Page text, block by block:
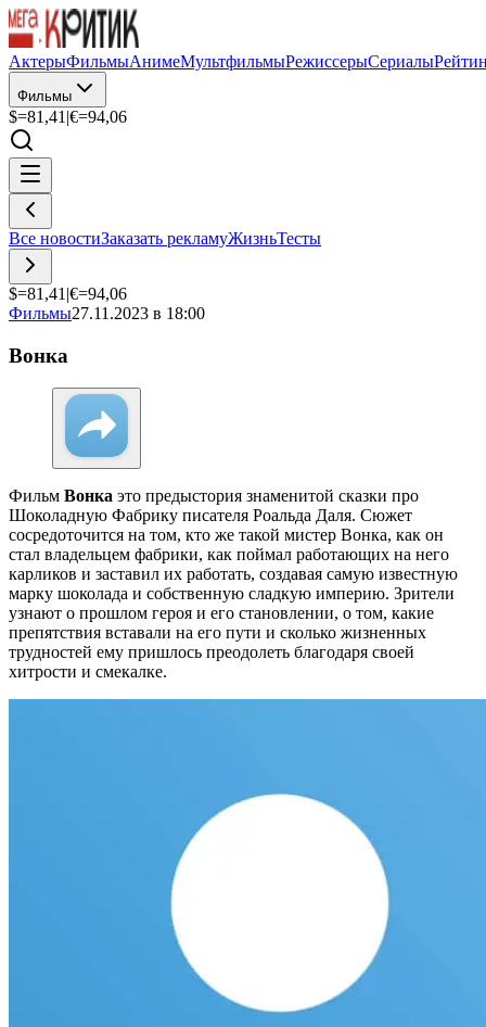
АктерыФильмыАнимеМультфильмыРежиссерыСериалы
Фильмы
$=81,41 |€=94,06
Все новостиЗаказать рекламуЖизньТесты
$=81,41 |€=94,06
Фильмы27.11.2023 в 18:00
Вонка
Фильм Вонка это предыстория знаменитой сказки про
Шоколадную Фабрику писателя Роальда Даля. Сюжет
сосредоточится на том, кто же такой мистер Вонка, как он
стал владельцем фабрики, как поймал работающих на него
карликов и заставил их работать, создавая самую известную
марку шоколада и собственную сладкую империю. Зрители
узнают о прошлом героя и его становлении, о том, какие
препятствия вставали на его пути и сколько жизненных
трудностей ему пришлось преодолеть благодаря своей
хитрости и смекалке.